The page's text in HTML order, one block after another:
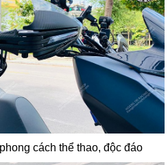
cách thể thao, độc đáo